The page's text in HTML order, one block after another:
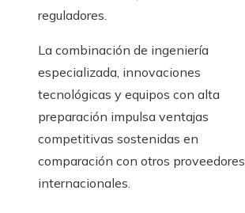
reguladores.
La combinación de ingeniería
especializada, innovaciones
tecnológicas y equipos con alta
preparación impulsa ventajas
competitivas sostenidas en
comparación con otros proveedores
internacionales.